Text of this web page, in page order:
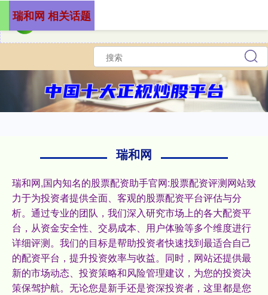
瑞和网
瑞和网,国内知名的股票配资助手官网:股票配资评测网站致
力于为投资者提供全面、客观的股票配资平台评估与分
析。通过专业的团队，我们深入研究市场上的各大配资平
台，从资金安全性、交易成本、用户体验等多个维度进行
详细评测。我们的目标是帮助投资者快速找到最适合自己
的配资平台，提升投资效率与收益。同时，网站还提供最
新的市场动态、投资策略和风险管理建议，为您的投资决
策保驾护航。无论您是新手还是资深投资者，这里都是您
瑞和网 相关话题